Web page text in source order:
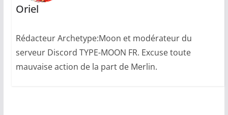
Oriel
Rédacteur Archetype:Moon et modérateur du
serveur Discord TYPE-MOON FR. Excuse toute
mauvaise action de la part de Merlin.